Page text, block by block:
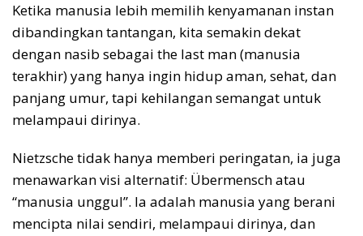
Ketika manusia lebih memilih kenyamanan instan
dibandingkan tantangan, kita semakin dekat
dengan nasib sebagai the last man (manusia
terakhir) yang hanya ingin hidup aman, sehat, dan
panjang umur, tapi kehilangan semangat untuk
melampaui dirinya.
Nietzsche tidak hanya memberi peringatan, ia juga
menawarkan visi alternatif: Übermensch atau
“manusia unggul”. Ia adalah manusia yang berani
mencipta nilai sendiri, melampaui dirinya, dan